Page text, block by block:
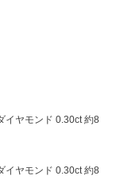
イヤモンド 0.30ct 約8
イヤモンド 0.30ct 約8